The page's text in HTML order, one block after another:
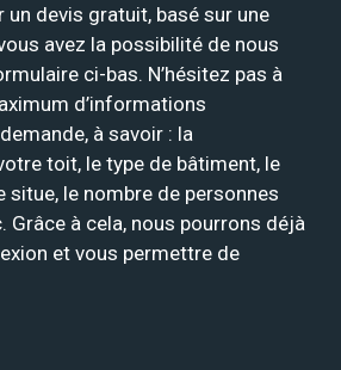
un devis gratuit, basé sur une
avez la possibilité de nous
ci-bas. N’hésitez pas à
d’informations
à savoir : la
toit, le type de bâtiment, le
situe, le nombre de personnes
Grâce à cela, nous pourrons déjà
et vous permettre de